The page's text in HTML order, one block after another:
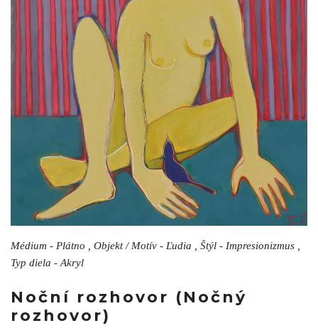
Médium - Plátno , Objekt / Motív - Ľudia , Štýl - Impresionizmus ,
Typ diela - Akryl
Noční rozhovor (Nočný
rozhovor)